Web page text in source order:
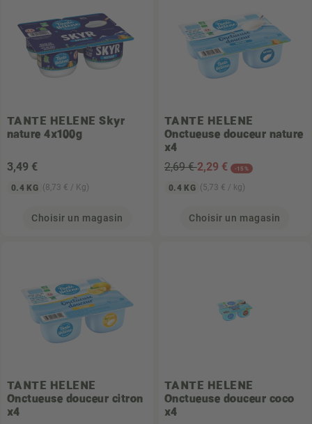
TANTE HELENE Skyr
nature 4x100g
3,49 €
0.4 KG (8,73 € / Kg)
Choisir un magasin
TANTE HELENE
Onctueuse douceur nature
x4
2,69 €2,29 € -15%
0.4 KG (5,73 € / kg)
Choisir un magasin
TANTE HELENE
Onctueuse douceur citron
x4
TANTE HELENE
Onctueuse douceur coco
x4